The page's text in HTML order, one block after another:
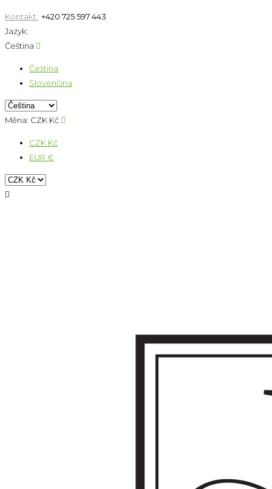
Kontakt: +420 725 597 443
Jazyk:
Čeština 
Čeština
Slovenčina
Měna: CZK Kč 
CZK Kč
EUR €
